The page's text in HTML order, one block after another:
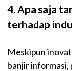
4. Apa saja
terhadap
Meskipun
banjir informasi,